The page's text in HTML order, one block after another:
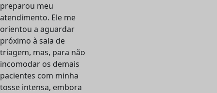
preparou meu
atendimento. Ele me
orientou a aguardar
próximo à sala de
triagem, mas, para não
incomodar os demais
pacientes com minha
tosse intensa, embora